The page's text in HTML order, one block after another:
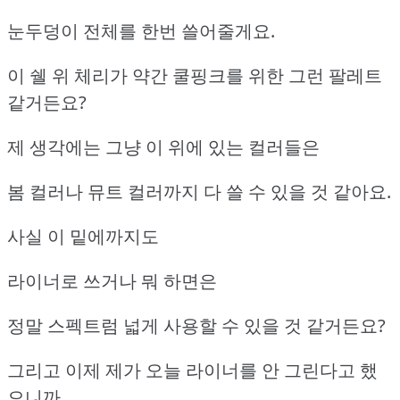
눈두덩이 전체를 한번 쓸어줄게요.
이 쉘 위 체리가 약간 쿨핑크를 위한 그런 팔레트
같거든요?
제 생각에는 그냥 이 위에 있는 컬러들은
봄 컬러나 뮤트 컬러까지 다 쓸 수 있을 것 같아요.
사실 이 밑에까지도
라이너로 쓰거나 뭐 하면은
정말 스펙트럼 넓게 사용할 수 있을 것 같거든요?
그리고 이제 제가 오늘 라이너를 안 그린다고 했